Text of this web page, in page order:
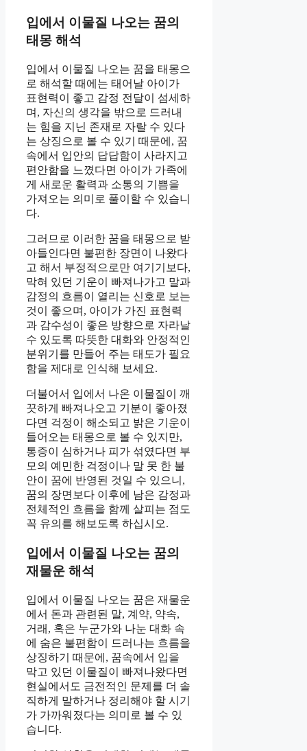
입에서 이물질 나오는 꿈의
태몽 해석
입에서 이물질 나오는 꿈을 태몽으
로 해석할 때에는 태어날 아이가
표현력이 좋고 감정 전달이 섬세하
며, 자신의 생각을 밖으로 드러내
는 힘을 지닌 존재로 자랄 수 있다
는 상징으로 볼 수 있기 때문에, 꿈
속에서 입안의 답답함이 사라지고
편안함을 느꼈다면 아이가 가족에
게 새로운 활력과 소통의 기쁨을
가져오는 의미로 풀이할 수 있습니
다.
그러므로 이러한 꿈을 태몽으로 받
아들인다면 불편한 장면이 나왔다
고 해서 부정적으로만 여기기보다,
막혀 있던 기운이 빠져나가고 말과
감정의 흐름이 열리는 신호로 보는
것이 좋으며, 아이가 가진 표현력
과 감수성이 좋은 방향으로 자라날
수 있도록 따뜻한 대화와 안정적인
분위기를 만들어 주는 태도가 필요
함을 제대로 인식해 보세요.
더불어서 입에서 나온 이물질이 깨
끗하게 빠져나오고 기분이 좋아졌
다면 걱정이 해소되고 밝은 기운이
들어오는 태몽으로 볼 수 있지만,
통증이 심하거나 피가 섞였다면 부
모의 예민한 걱정이나 말 못 한 불
안이 꿈에 반영된 것일 수 있으니,
꿈의 장면보다 이후에 남은 감정과
전체적인 흐름을 함께 살피는 점도
꼭 유의를 해보도록 하십시오.
입에서 이물질 나오는 꿈의
재물운 해석
입에서 이물질 나오는 꿈은 재물운
에서 돈과 관련된 말, 계약, 약속,
거래, 혹은 누군가와 나눈 대화 속
에 숨은 불편함이 드러나는 흐름을
상징하기 때문에, 꿈속에서 입을
막고 있던 이물질이 빠져나왔다면
현실에서도 금전적인 문제를 더 솔
직하게 말하거나 정리해야 할 시기
가 가까워졌다는 의미로 볼 수 있
습니다.